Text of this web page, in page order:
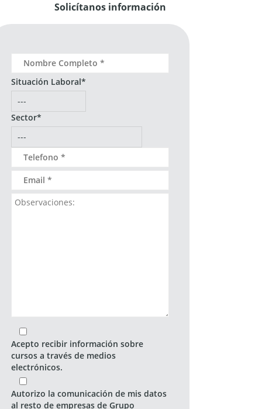
Solicítanos información
Situación Laboral*
Sector*
Acepto recibir información sobre
cursos a través de medios
electrónicos.
Autorizo la comunicación de mis datos
al resto de empresas de Grupo